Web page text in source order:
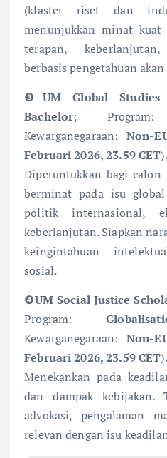
(klaster riset dan
menunjukkan minat
terapan,
berbasis pengetahuan
❸UM Global Studies
Bachelor;
Kewarganegaraan: Non-
Februari 2026, 23.59 CET).
Diperuntukkan bagi calon
berminat pada isu
politik internasional,
keberlanjutan. Siapkan
keingintahuan
sosial.
❹UM Social Justice
Program:
Kewarganegaraan: Non-
Februari 2026, 23.59 CET).
Menekankan pada
dan dampak kebijakan.
advokasi, pengalaman
relevan dengan isu